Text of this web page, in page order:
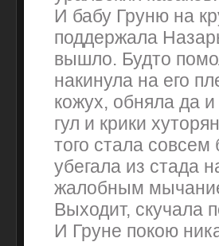
И бабу Груню на
поддержала
вышло. Будто
накинула на его
кожух, обняла да
гул и крики
того стала совсем
убегала из стада
жалобным
Выходит,
И Груне покою